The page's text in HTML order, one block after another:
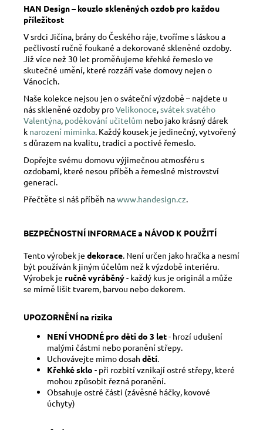
HAN Design – kouzlo skleněných ozdob pro každou
příležitost
V srdci Jičína, brány do Českého ráje, tvoříme s láskou a
pečlivostí ručně foukané a dekorované skleněné ozdoby.
Již více než 30 let proměňujeme křehké řemeslo ve
skutečné umění, které rozzáří vaše domovy nejen o
Vánocích.
Naše kolekce nejsou jen o sváteční výzdobě – najdete u
nás skleněné ozdoby proVelikonoce,svátek svatého
Valentýna, poděkování učitelům nebo jako krásný dárek
k narození miminka. Každý kousek je jedinečný, vytvořený
s důrazem na kvalitu, tradici a poctivé řemeslo.
Dopřejte svému domovu výjimečnou atmosféru s
ozdobami, které nesou příběh a řemeslné mistrovství
generací.
Přečtěte si náš příběh nawww.handesign.cz.
BEZPEČNOSTNÍ INFORMACE a NÁVOD K POUŽITÍ
Tento výrobek je dekorace. Není určen jako hračka a nesmí
být používán k jiným účelům než k výzdobě interiéru.
Výrobek je ručně vyráběný- každý kus je originál a může
se mírně lišit tvarem, barvou nebo dekorem.
UPOZORNĚNÍ na rizika
NENÍ VHODNÉ pro děti do 3 let- hrozí udušení
malými částmi nebo poranění střepy.
Uchovávejte mimo dosah dětí.
Křehké sklo - při rozbití vznikají ostré střepy, které
mohou způsobit řezná poranění.
Obsahuje ostré části (závěsné háčky, kovové
úchyty)